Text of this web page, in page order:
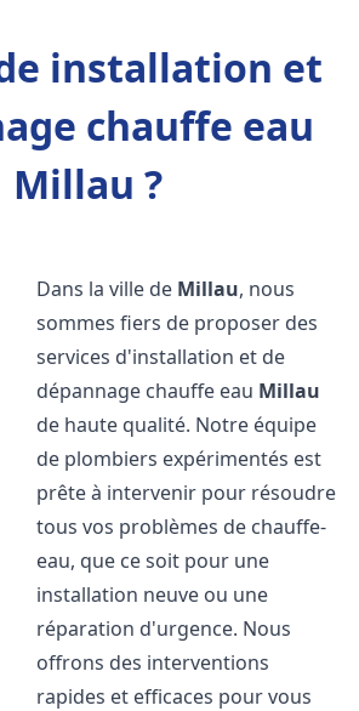
installation et
chauffe eau
Millau ?
Dans la ville de Millau, nous
sommes fiers de proposer des
services d'installation et de
dépannage chauffe eau Millau
de haute qualité. Notre équipe
de plombiers expérimentés est
prête à intervenir pour résoudre
tous vos problèmes de chauffe-
eau, que ce soit pour une
installation neuve ou une
réparation d'urgence. Nous
offrons des interventions
rapides et efficaces pour vous